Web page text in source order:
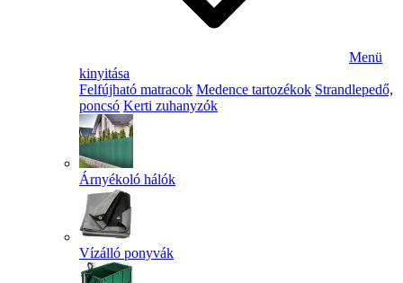
Menü
kinyitása
Felfújható matracok Medence tartozékok Strandlepedő,
poncsó Kerti zuhanyzók
Árnyékoló hálók
Vízálló ponyvák